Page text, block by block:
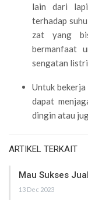
lain dari
terhadap
zat yang
bermanfaat
sengatan
Untuk
dapat
dingin atau
ARTIKEL TERKAIT
Mau Sukses
13 Dec 2023